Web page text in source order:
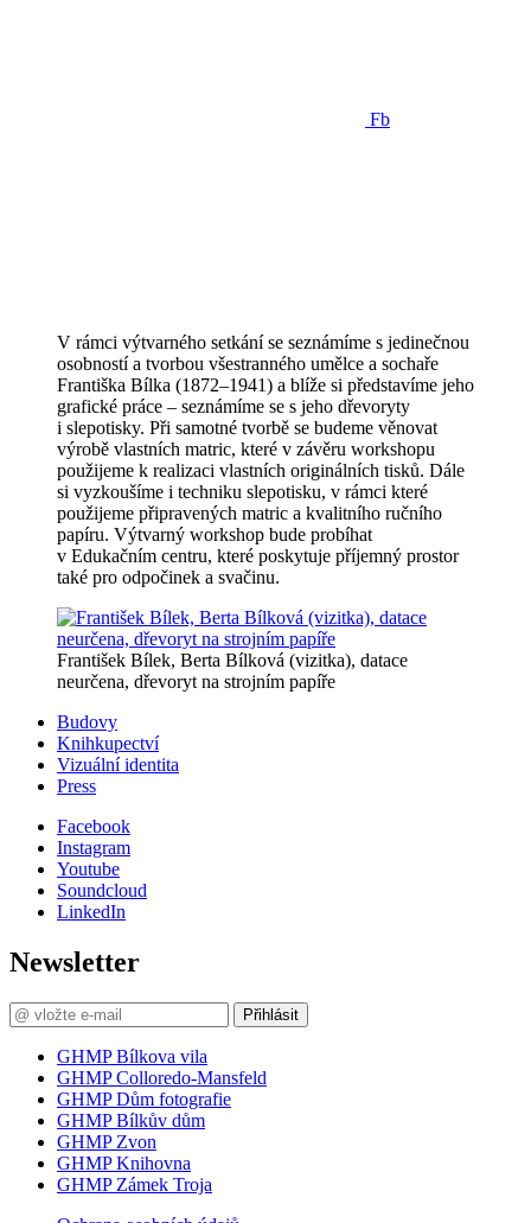
Fb
V rámci výtvarného setkání se seznámíme s jedinečnou
osobností a tvorbou všestranného umělce a sochaře
Františka Bílka (1872–1941) a blíže si představíme jeho
grafické práce – seznámíme se s jeho dřevoryty
i slepotisky. Při samotné tvorbě se budeme věnovat
výrobě vlastních matric, které v závěru workshopu
použijeme k realizaci vlastních originálních tisků. Dále
si vyzkoušíme i techniku slepotisku, v rámci které
použijeme připravených matric a kvalitního ručního
papíru. Výtvarný workshop bude probíhat
v Edukačním centru, které poskytuje příjemný prostor
také pro odpočinek a svačinu.
František Bílek, Berta Bílková (vizitka), datace
neurčena, dřevoryt na strojním papíře
Budovy
Knihkupectví
Vizuální identita
Press
Facebook
Instagram
Youtube
Soundcloud
LinkedIn
Newsletter
Přihlásit
GHMP Bílkova vila
GHMP Colloredo-Mansfeld
GHMP Dům fotografie
GHMP Bílkův dům
GHMP Zvon
GHMP Knihovna
GHMP Zámek Troja